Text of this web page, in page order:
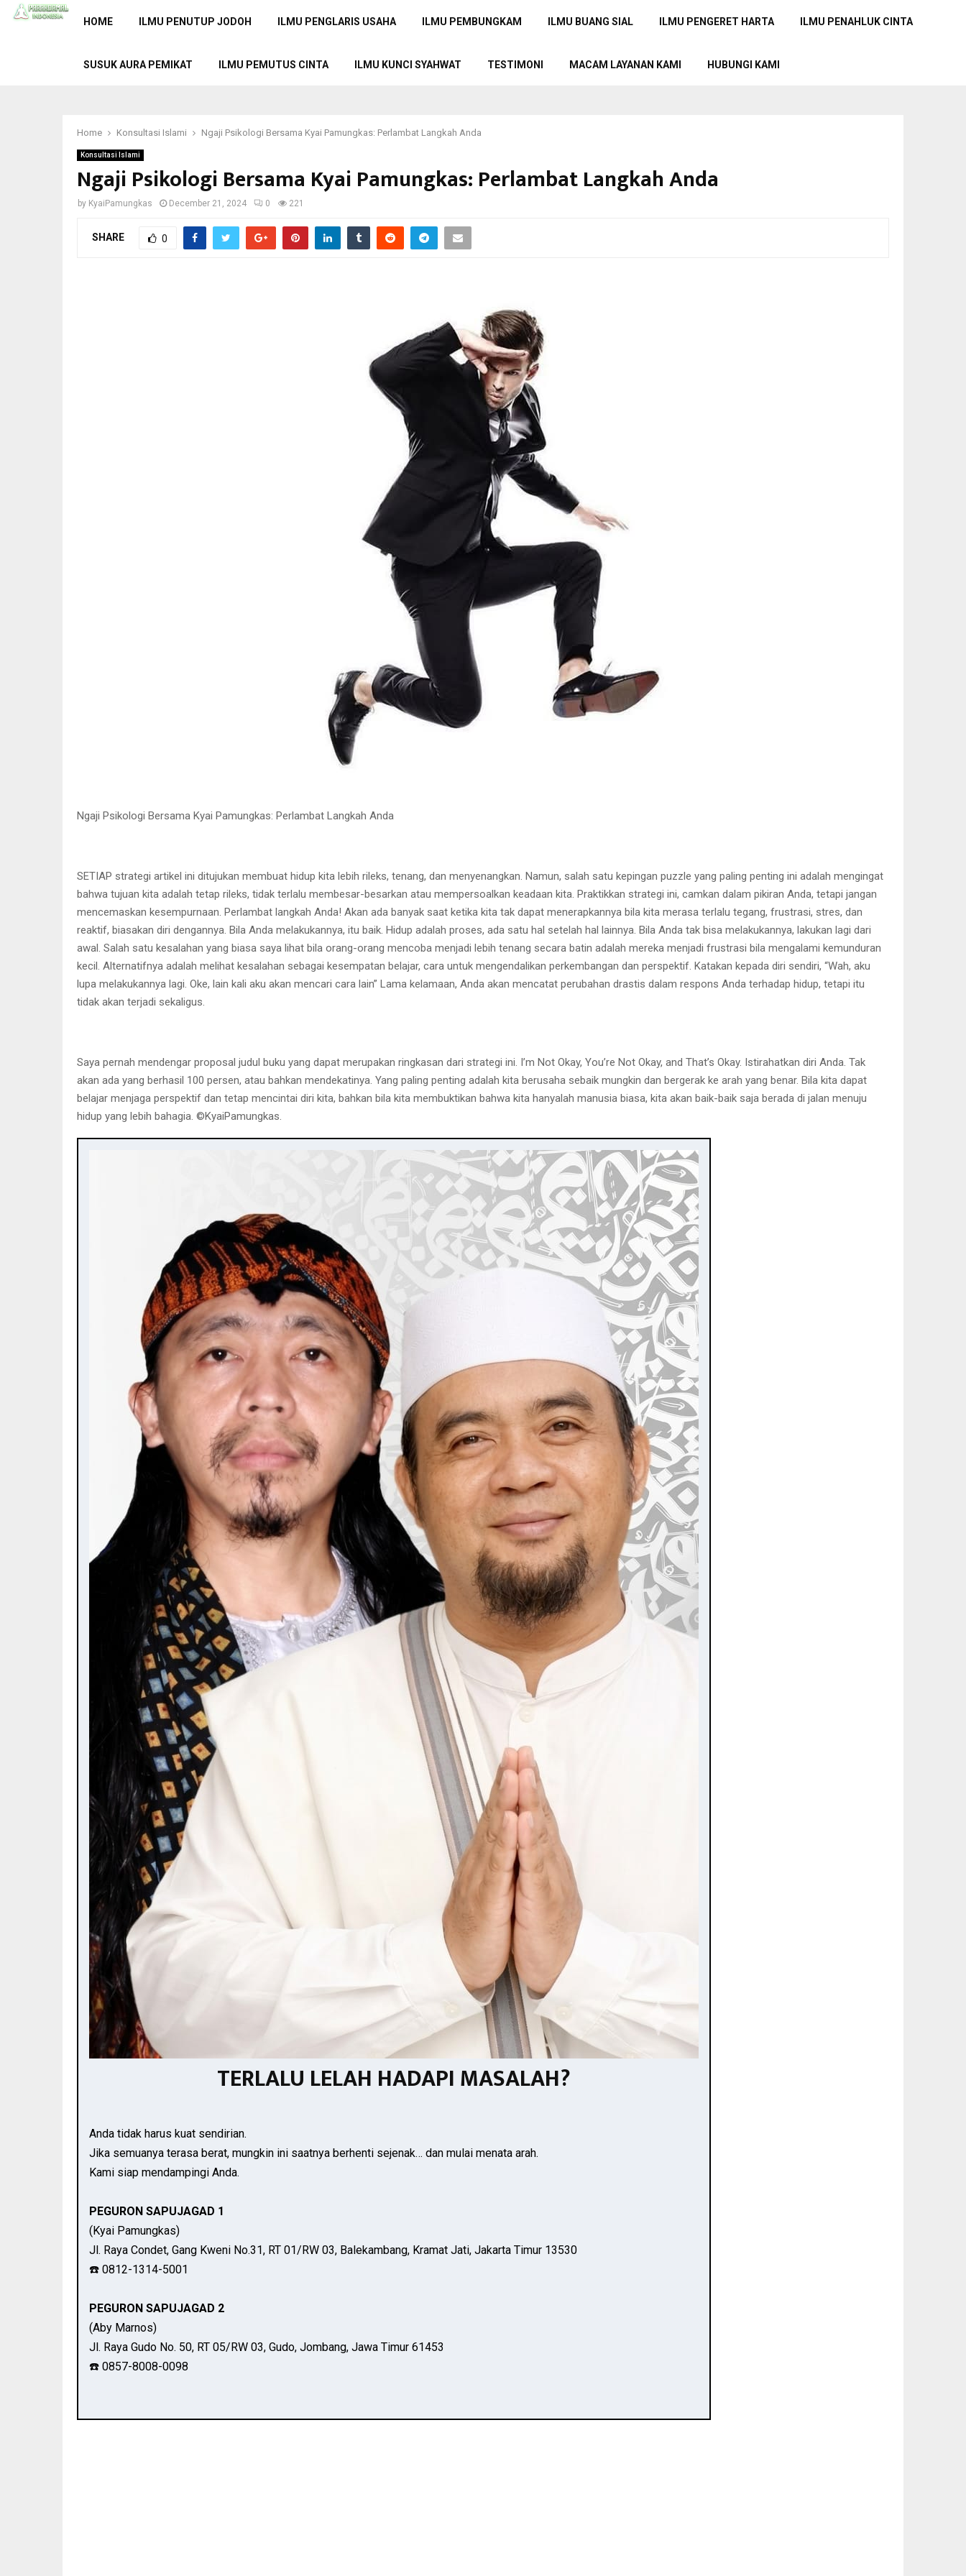
HOME ILMU PENUTUP JODOH ILMU PENGLARIS USAHA ILMU PEMBUNGKAM ILMU BUANG SIAL ILMU PENGERET HARTA ILMU PENAHLUK CINTA
SUSUK AURA PEMIKAT ILMU PEMUTUS CINTA ILMU KUNCI SYAHWAT TESTIMONI MACAM LAYANAN KAMI HUBUNGI KAMI
Home Konsultasi Islami Ngaji Psikologi Bersama Kyai Pamungkas: Perlambat Langkah Anda
Konsultasi Islami
Ngaji Psikologi Bersama Kyai Pamungkas: Perlambat Langkah Anda
by KyaiPamungkas December 21, 2024 0 221
SHARE 0
Ngaji Psikologi Bersama Kyai Pamungkas: Perlambat Langkah Anda
SETIAP strategi artikel ini ditujukan membuat hidup kita lebih rileks, tenang, dan menyenangkan. Namun, salah satu kepingan puzzle yang paling penting ini adalah mengingat
bahwa tujuan kita adalah tetap rileks, tidak terlalu membesar-besarkan atau mempersoalkan keadaan kita. Praktikkan strategi ini, camkan dalam pikiran Anda, tetapi jangan
mencemaskan kesempurnaan. Perlambat langkah Anda! Akan ada banyak saat ketika kita tak dapat menerapkannya bila kita merasa terlalu tegang, frustrasi, stres, dan
reaktif, biasakan diri dengannya. Bila Anda melakukannya, itu baik. Hidup adalah proses, ada satu hal setelah hal lainnya. Bila Anda tak bisa melakukannya, lakukan lagi dari
awal. Salah satu kesalahan yang biasa saya lihat bila orang-orang mencoba menjadi lebih tenang secara batin adalah mereka menjadi frustrasi bila mengalami kemunduran
kecil. Alternatifnya adalah melihat kesalahan sebagai kesempatan belajar, cara untuk mengendalikan perkembangan dan perspektif. Katakan kepada diri sendiri, “Wah, aku
lupa melakukannya lagi. Oke, lain kali aku akan mencari cara lain” Lama kelamaan, Anda akan mencatat perubahan drastis dalam respons Anda terhadap hidup, tetapi itu
tidak akan terjadi sekaligus.
Saya pernah mendengar proposal judul buku yang dapat merupakan ringkasan dari strategi ini. I’m Not Okay, You’re Not Okay, and That’s Okay. Istirahatkan diri Anda. Tak
akan ada yang berhasil 100 persen, atau bahkan mendekatinya. Yang paling penting adalah kita berusaha sebaik mungkin dan bergerak ke arah yang benar. Bila kita dapat
belajar menjaga perspektif dan tetap mencintai diri kita, bahkan bila kita membuktikan bahwa kita hanyalah manusia biasa, kita akan baik-baik saja berada di jalan menuju
hidup yang lebih bahagia. ©️KyaiPamungkas.
TERLALU LELAH HADAPI MASALAH?
Anda tidak harus kuat sendirian.
Jika semuanya terasa berat, mungkin ini saatnya berhenti sejenak… dan mulai menata arah.
Kami siap mendampingi Anda.
PEGURON SAPUJAGAD 1
(Kyai Pamungkas)
Jl. Raya Condet, Gang Kweni No.31, RT 01/RW 03, Balekambang, Kramat Jati, Jakarta Timur 13530
☎️ 0812-1314-5001
PEGURON SAPUJAGAD 2
(Aby Marnos)
Jl. Raya Gudo No. 50, RT 05/RW 03, Gudo, Jombang, Jawa Timur 61453
☎️ 0857-8008-0098